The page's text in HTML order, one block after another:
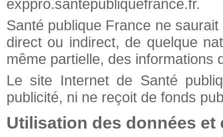
exppro.santepubliquefrance.fr.
Santé publique France ne
direct ou indirect, de quelque
même partielle, des informations
Le site Internet de Santé
publicité, ni ne reçoit de fonds
Utilisation des données et